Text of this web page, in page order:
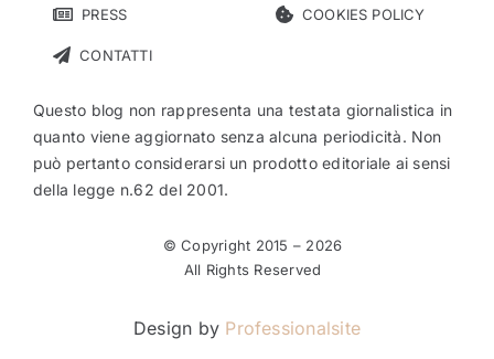
PRESS
CONTATTI
COOKIES POLICY
Questo blog non rappresenta una testata giornalistica in
quanto viene aggiornato senza alcuna periodicità. Non
può pertanto considerarsi un prodotto editoriale ai sensi
della legge n.62 del 2001.
© Copyright 2015 – 2026
All Rights Reserved
Design by Professionalsite